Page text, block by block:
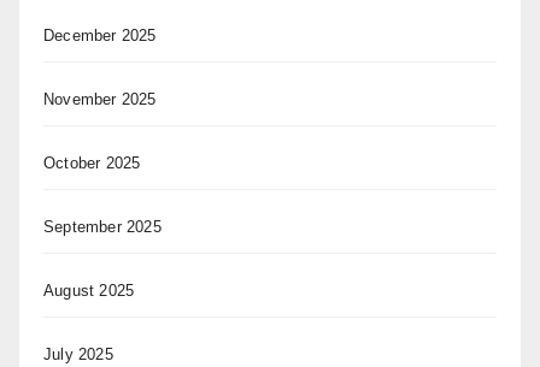
December 2025
November 2025
October 2025
September 2025
August 2025
July 2025